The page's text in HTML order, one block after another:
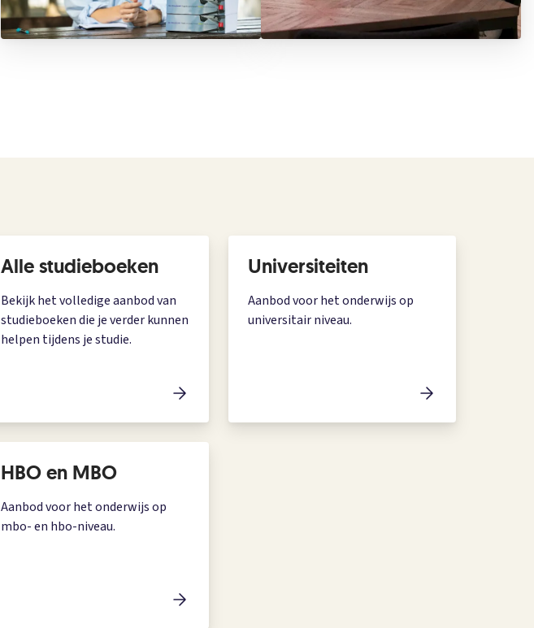
Alle studieboeken
Bekijk het volledige aanbod van
studieboeken die je verder kunnen
helpen tijdens je studie.
Universiteiten
Aanbod voor het onderwijs op
universitair niveau.
HBO en MBO
Aanbod voor het onderwijs op
mbo- en hbo-niveau.